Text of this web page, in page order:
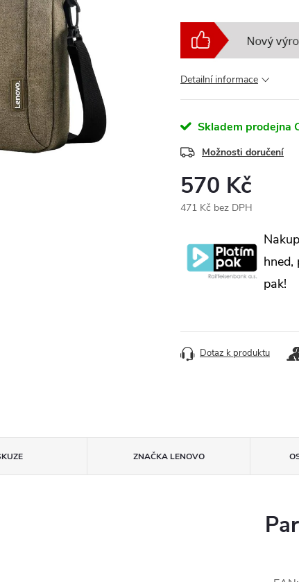
Detailní informace
Skladem prodejna
Možnosti doručení
570 Kč
471 Kč bez DPH
hned,
pak!
Dotaz k produktu
ZNAČKALENOVO